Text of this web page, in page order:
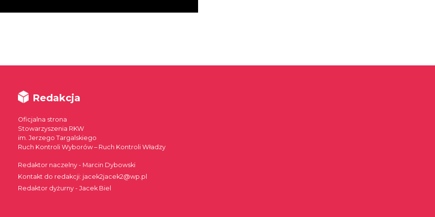
Redakcja
Oficjalna strona
Stowarzyszenia RKW
im. Jerzego Targalskiego
Ruch Kontroli Wyborów – Ruch Kontroli Władzy
Redaktor naczelny - Marcin Dybowski
Kontakt do redakcji: jacek2jacek2@wp.pl
Redaktor dyżurny - Jacek Biel